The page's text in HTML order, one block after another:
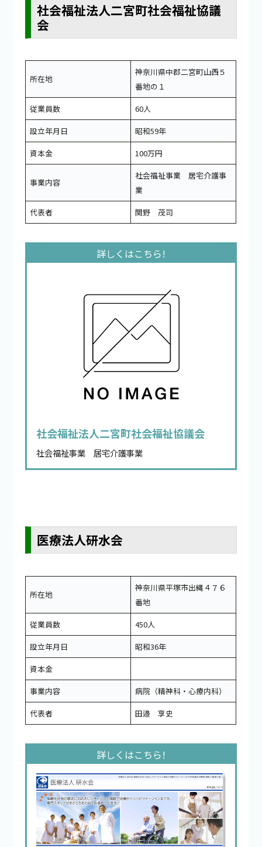
社会福祉法人二宮町社会福祉協議
会
所在地
神奈川県中郡二宮町山西５
番地の１
従業員数
60人
設立年月日
昭和59年
資本金
100万円
事業内容
社会福祉事業 居宅介護事
業
代表者
関野 茂司
社会福祉法人二宮町社会福祉協議会
社会福祉事業 居宅介護事業
医療法人研水会
所在地
神奈川県平塚市出縄４７６
番地
従業員数
450人
設立年月日
昭和36年
資本金
事業内容
病院（精神科・心療内科）
代表者
田邉 享史